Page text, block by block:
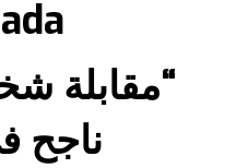
“مقابلة
ناجح